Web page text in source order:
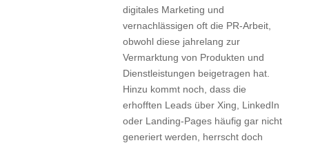
digitales Marketing und
vernachlässigen oft die PR-Arbeit,
obwohl diese jahrelang zur
Vermarktung von Produkten und
Dienstleistungen beigetragen hat.
Hinzu kommt noch, dass die
erhofften Leads über Xing, LinkedIn
oder Landing-Pages häufig gar nicht
generiert werden, herrscht doch